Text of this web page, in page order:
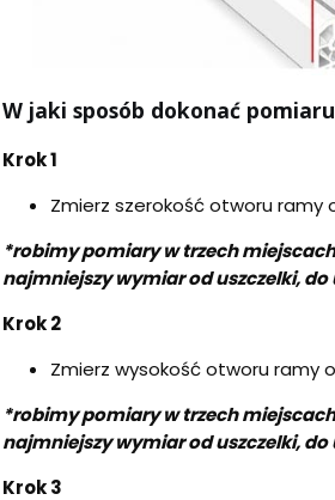
W jaki sposób dokonać pomiaru
Krok 1
Zmierz szerokość otworu ramy
*robimy pomiary w trzech
najmniejszy wymiar od uszczelki, do
Krok 2
Zmierz wysokość otworu ramy
*robimy pomiary w trzech
najmniejszy wymiar od uszczelki, do
Krok 3